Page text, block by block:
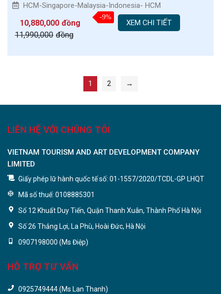
HCM-Singapore-Malaysia-Indonesia- HCM
10,880,000 đồng
11,990,000 đồng
-9%
XEM CHI TIẾT
1 2 →
LIÊN HỆ VỚI CHÚNG TÔI
VIETNAM TOURISM AND ART DEVELOPMENT COMPANY
LIMITED
Giấy phép lữ hành quốc tế số: 01-1557/2020/TCDL-GP LHQT
Mã số thuế: 0108885301
Số 12 Khuất Duy Tiến, Quận Thanh Xuân, Thành Phố Hà Nội
Số 26 Thắng Lợi, La Phù, Hoài Đức, Hà Nội
0907198000 (Ms Điệp)
HỖ TRỢ TƯ VẤN
0925749444 (Ms Lan Thanh)